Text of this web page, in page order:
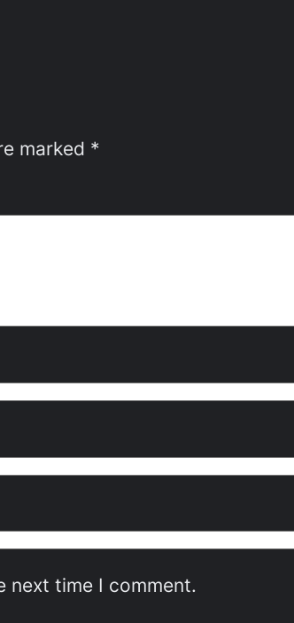
marked *
next time I comment.